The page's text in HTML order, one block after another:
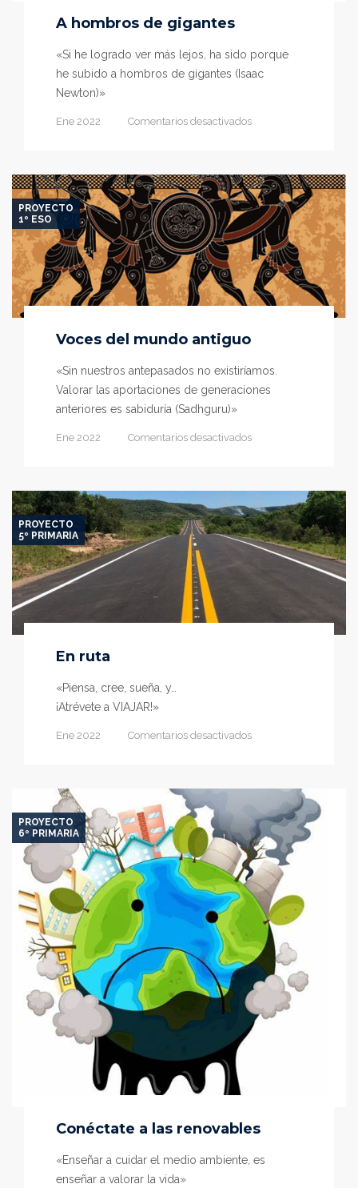
A hombros de gigantes
«Si he logrado ver más lejos, ha sido porque
he subido a hombros de gigantes (Isaac
Newton)»
Ene 2022 Comentarios desactivadosen
gigantes
PROYECTO
1º ESO
Voces del mundo antiguo
«Sin nuestros antepasados no existiríamos.
Valorar las aportaciones de generaciones
anteriores es sabiduría (Sadhguru)»
Ene 2022 Comentarios desactivadosen
PROYECTO
5º PRIMARIA
En ruta
«Piensa, cree, sueña, y…
¡Atrévete a VIAJAR!»
Ene 2022 Comentarios desactivadosen
PROYECTO
6º PRIMARIA
Conéctate a las renovables
«Enseñar a cuidar el medio ambiente, es
enseñar a valorar la vida»